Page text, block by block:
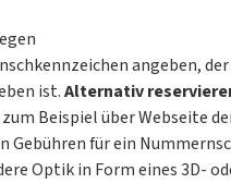
angeben,
ist.Alternativ
Beispiel über Webseite
Gebühren für ein
Optik in Form eines 3D-